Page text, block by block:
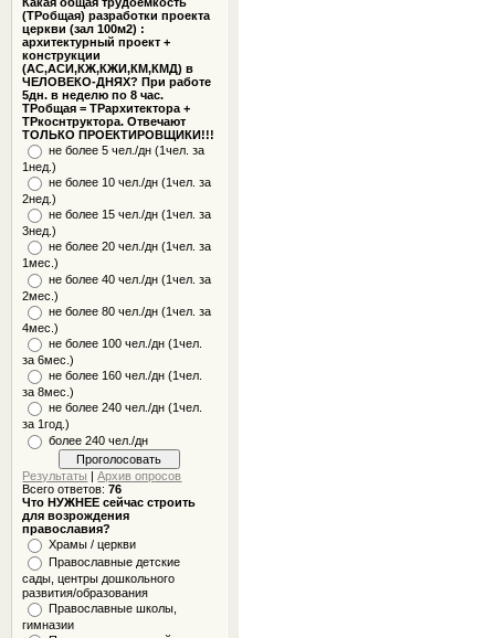
(ТРобщая) разработки проекта
церкви (зал 100м2) :
архитектурный проект +
конструкции
(АС,АСИ,КЖ,КЖИ,КМ,КМД) в
ЧЕЛОВЕКО-ДНЯХ? При работе
5дн. в неделю по 8 час.
ТРобщая = ТРархитектора +
ТРкоснтруктора. Отвечают
ТОЛЬКО ПРОЕКТИРОВЩИКИ!!!
не более 5 чел./дн (1чел. за
1нед.)
не более 10 чел./дн (1чел. за
2нед.)
не более 15 чел./дн (1чел. за
3нед.)
не более 20 чел./дн (1чел. за
1мес.)
не более 40 чел./дн (1чел. за
2мес.)
не более 80 чел./дн (1чел. за
4мес.)
не более 100 чел./дн (1чел.
за 6мес.)
не более 160 чел./дн (1чел.
за 8мес.)
не более 240 чел./дн (1чел.
за 1год.)
более 240 чел./дн
Результаты |Архив опросов
Всего ответов:76
Что НУЖНЕЕ сейчас строить
для возрождения
православия?
Храмы / церкви
Православные детские
сады, центры дошкольного
развития/образования
Православные школы,
гимназии